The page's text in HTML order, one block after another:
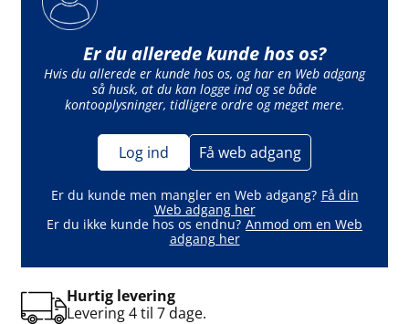
Er du allerede kunde hos os?
Hvis du allerede er kunde hos os, og har en Web adgang
så husk, at du kan logge ind og se både
kontooplysninger, tidligere ordre og meget mere.
Log ind Få web adgang
Er du kunde men mangler en Web adgang? Få din
Web adgang her
Er du ikke kunde hos os endnu? Anmod om en Web
adgang her
Hurtig levering
Levering 4 til 7 dage.